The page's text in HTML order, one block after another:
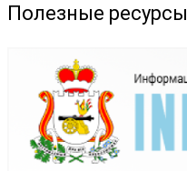
Полезные ресурсы